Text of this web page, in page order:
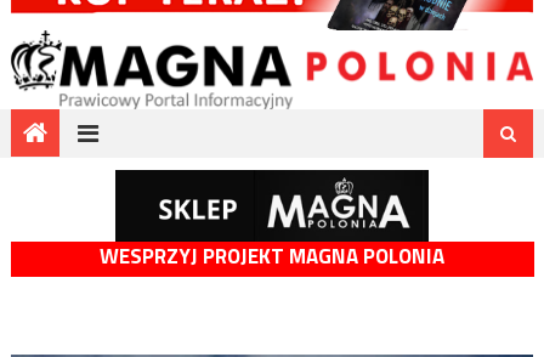
WESPRZYJ PROJEKT MAGNA POLONIA